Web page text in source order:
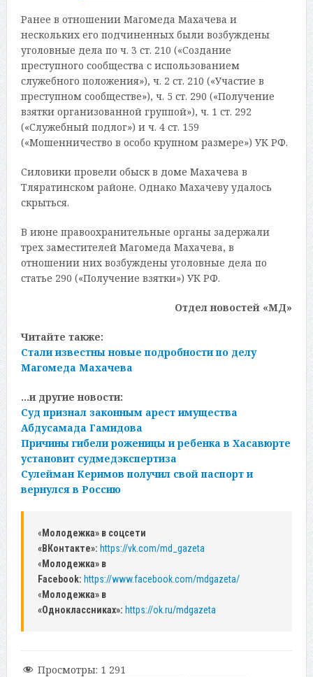
Ранее в отношении Магомеда Махачева и
нескольких его подчиненных были возбуждены
уголовные дела по ч. 3 ст. 210 («Создание
преступного сообщества с использованием
служебного положения»), ч. 2 ст. 210 («Участие в
преступном сообществе»), ч. 5 ст. 290 («Получение
взятки организованной группой»), ч. 1 ст. 292
(«Служебный подлог») и ч. 4 ст. 159
(«Мошенничество в особо крупном размере») УК РФ.
Силовики провели обыск в доме Махачева в
Тляратинском районе. Однако Махачеву удалось
скрыться.
В июне правоохранительные органы задержали
трех заместителей Магомеда Махачева, в
отношении них возбуждены уголовные дела по
статье 290 («Получение взятки») УК РФ.
Отдел новостей «МД»
Читайте также:
Стали известны новые подробности по делу
Магомеда Махачева
…и другие новости:
Суд признал законным арест имущества
Абдусамада Гамидова
Причины гибели роженицы и ребенка в Хасавюрте
установит судмедэкспертиза
Сулейман Керимов получил свой паспорт и
вернулся в Россию
« Молодежка» в соцсети
«ВКонтакте»: https://vk.com/md_gazeta
« Молодежка» в
Facebook: https://www.facebook.com/mdgazeta/
« Молодежка» в
«Одноклассниках»: https://ok.ru/mdgazeta
Просмотры: 1 291